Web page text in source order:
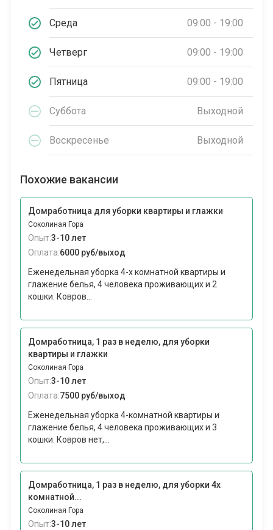
Среда 09:00 - 19:00
Четверг 09:00 - 19:00
Пятница 09:00 - 19:00
Суббота Выходной
Воскресенье Выходной
Похожие вакансии
Домработница для уборки квартиры и глажки
Соколиная Гора
Опыт:3-10 лет
Оплата:6000 руб/выход
Еженедельная уборка 4-х комнатной квартиры и
глажение белья, 4 человека проживающих и 2
кошки. Ковров...
Домработница, 1 раз в неделю, для уборки
квартиры и глажки
Соколиная Гора
Опыт:3-10 лет
Оплата:7500 руб/выход
Еженедельная уборка 4-комнатной квартиры и
глажение белья, 4 человека проживающих и 3
кошки. Ковров нет,...
Домработница, 1 раз в неделю, для уборки 4х
комнатной...
Соколиная Гора
Опыт:3-10 лет